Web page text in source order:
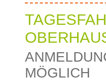
MÖGLICH